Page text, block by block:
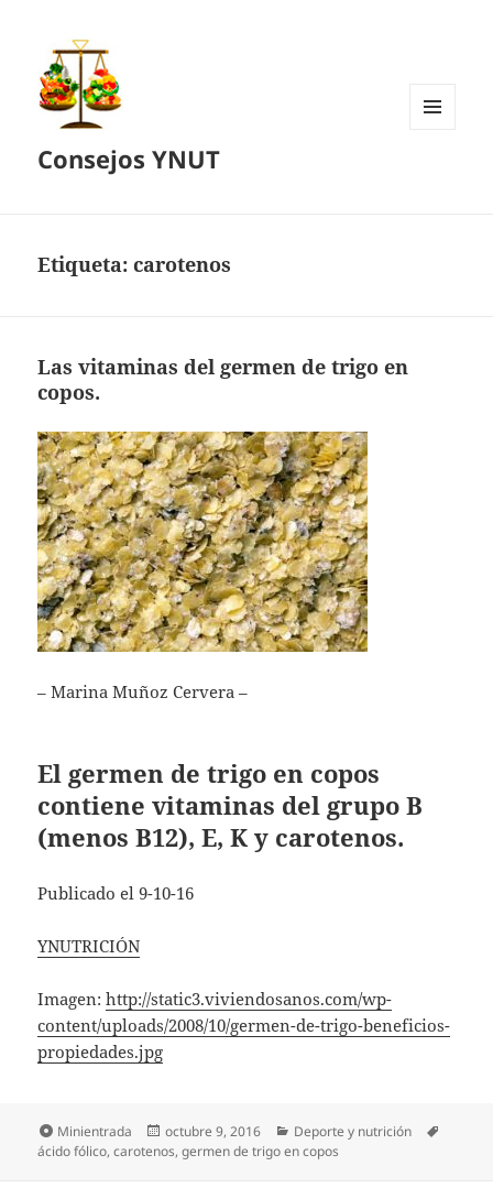
Consejos YNUT
Etiqueta:carotenos
Las vitaminas del germen de trigo en
copos.
– Marina Muñoz Cervera –
El germen de trigo en copos
contiene vitaminas del grupo B
(menos B12), E, K y carotenos.
Publicado el 9-10-16
YNUTRICIÓN
Imagen:http://static3.viviendosanos.com/wp-
content/uploads/2008/10/germen-de-trigo-beneficios-
propiedades.jpg
Formato
Minientrada
Publicado
el
octubre 9, 2016 Categorías
Deporte y nutrición
ácido fólico,carotenos,germen de trigo en copos